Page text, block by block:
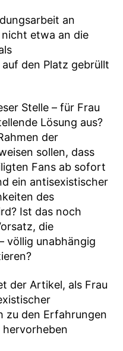
an
nicht etwa an die
den Platz gebrüllt
Stelle – für Frau
Lösung aus?
der
sollen, dass
Fans ab sofort
ein antisexistischer
des
Ist das noch
die
völlig unabhängig
der Artikel, als Frau
zu den Erfahrungen